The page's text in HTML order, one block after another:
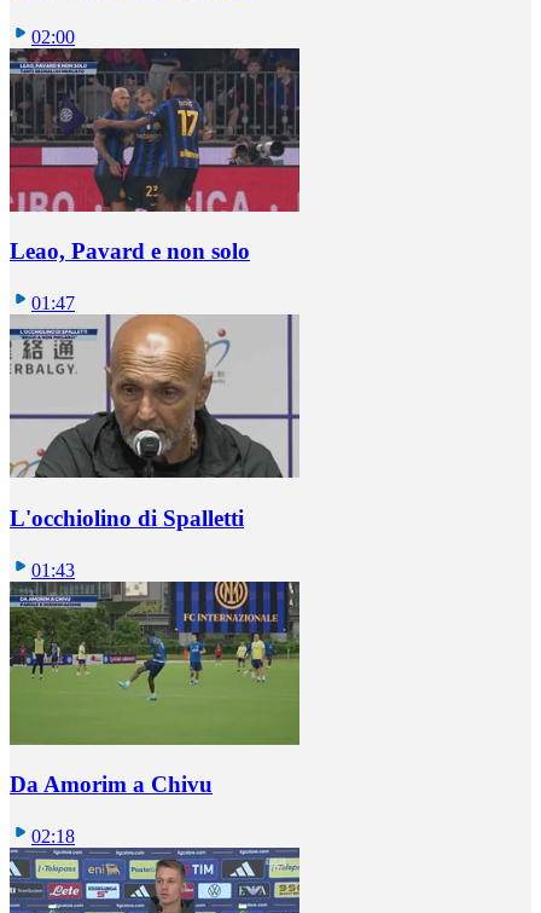
02:00
Leao, Pavard e non solo
01:47
L'occhiolino di Spalletti
01:43
Da Amorim a Chivu
02:18